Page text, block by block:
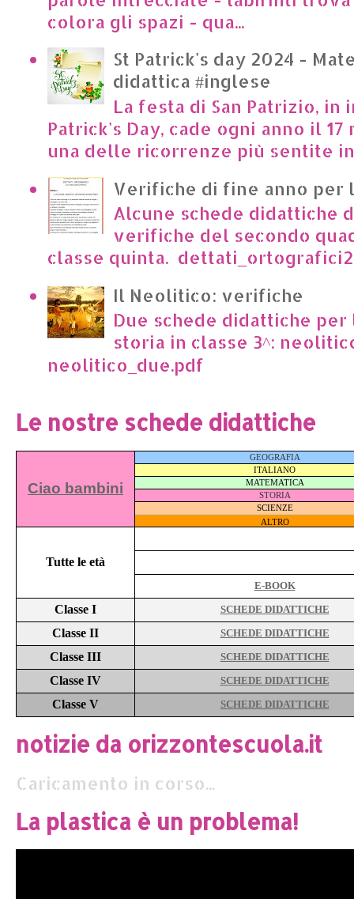
colora gli spazi - qua...
St Patrick's day 2024 -
didattica #inglese
La festa di San Patrizio, in
Patrick's Day, cade ogni anno il 17
una delle ricorrenze più sentite in
Verifiche di fine anno per
Alcune schede didattiche
verifiche del secondo
classe quinta.
Il Neolitico: verifiche
Due schede didattiche
storia in classe 3^:
neolitico_due.pdf
Le nostre schede didattiche
Ciao bambini
GEOGRAFIA
ITALIANO
MATEMATICA
STORIA
SCIENZE
ALTRO
Tutte le età
E-BOOK
Classe I SCHEDE DIDATTICHE
Classe II SCHEDE DIDATTICHE
Classe III SCHEDE DIDATTICHE
Classe IV SCHEDE DIDATTICHE
Classe V SCHEDE DIDATTICHE
notizie da orizzontescuola.it
Caricamento in corso...
La plastica è un problema!